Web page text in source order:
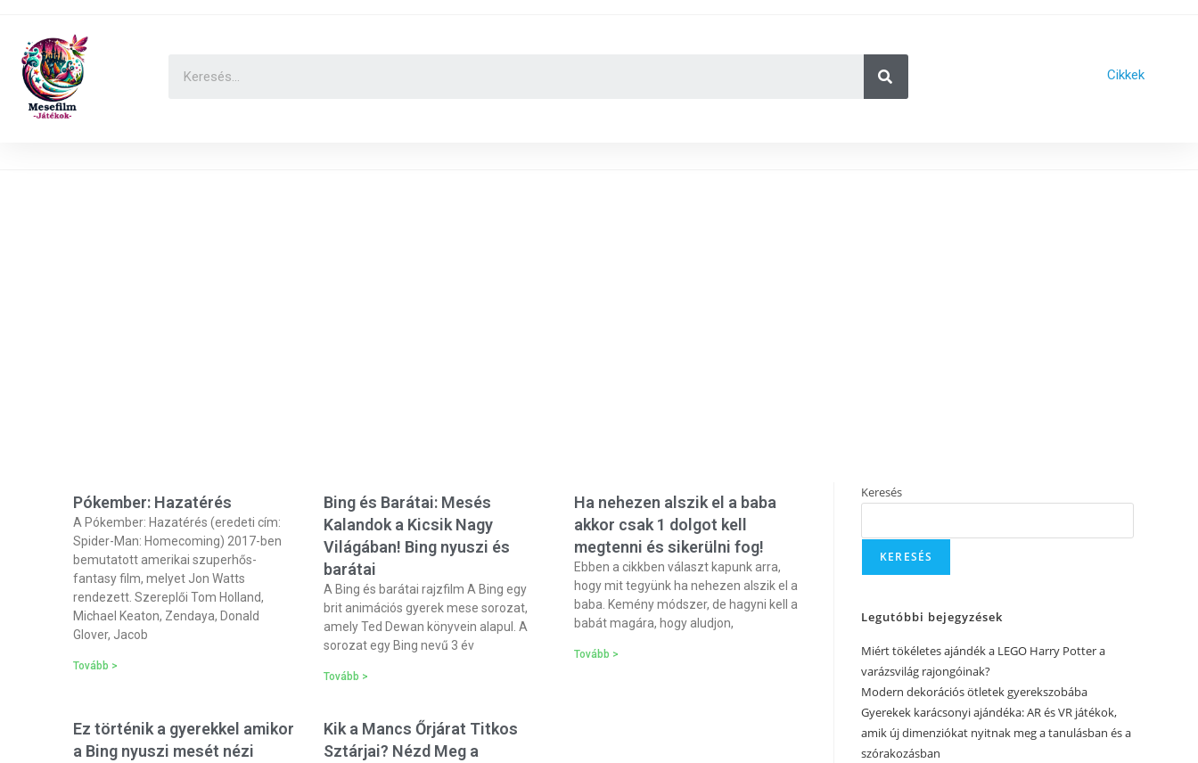
Cikkek
Pókember: Hazatérés
A Pókember: Hazatérés (eredeti cím:
Spider-Man: Homecoming) 2017-ben
bemutatott amerikai szuperhős-
fantasy film, melyet Jon Watts
rendezett. Szereplői Tom Holland,
Michael Keaton, Zendaya, Donald
Glover, Jacob
Tovább >
Bing és Barátai: Mesés
Kalandok a Kicsik Nagy
Világában! Bing nyuszi és
barátai
A Bing és barátai rajzfilm A Bing egy
brit animációs gyerek mese sorozat,
amely Ted Dewan könyvein alapul. A
sorozat egy Bing nevű 3 év
Tovább >
Ha nehezen alszik el a baba
akkor csak 1 dolgot kell
megtenni és sikerülni fog!
Ebben a cikkben választ kapunk arra,
hogy mit tegyünk ha nehezen alszik el a
baba. Kemény módszer, de hagyni kell a
babát magára, hogy aludjon,
Tovább >
Ez történik a gyerekkel amikor
a Bing nyuszi mesét nézi
Kik a Mancs Őrjárat Titkos
Sztárjai? Nézd Meg a
Keresés
KERESÉS
Legutóbbi bejegyzések
Miért tökéletes ajándék a LEGO Harry Potter a
varázsvilág rajongóinak?
Modern dekorációs ötletek gyerekszobába
Gyerekek karácsonyi ajándéka: AR és VR játékok,
amik új dimenziókat nyitnak meg a tanulásban és a
szórakozásban